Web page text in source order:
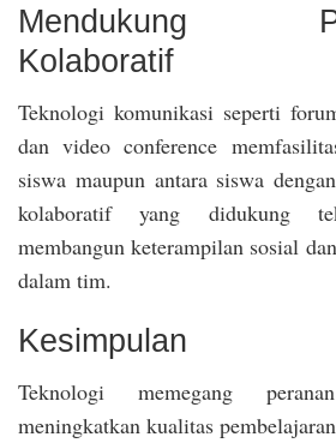
Mendukung
Kolaboratif
Teknologi komunikasi seperti
dan video conference
siswa maupun antara siswa
kolaboratif yang didukung
membangun keterampilan sosial
dalam tim.
Kesimpulan
Teknologi memegang
meningkatkan kualitas